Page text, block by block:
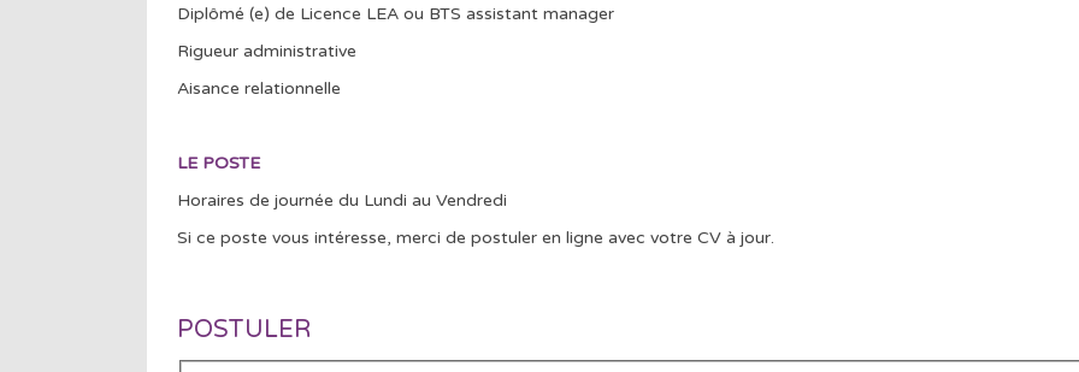
Diplômé (e) de Licence LEA ou BTS assistant manager
Rigueur administrative
Aisance relationnelle
LE POSTE
Horaires de journée du Lundi au Vendredi
Si ce poste vous intéresse, merci de postuler en ligne avec votre CV à jour.
POSTULER